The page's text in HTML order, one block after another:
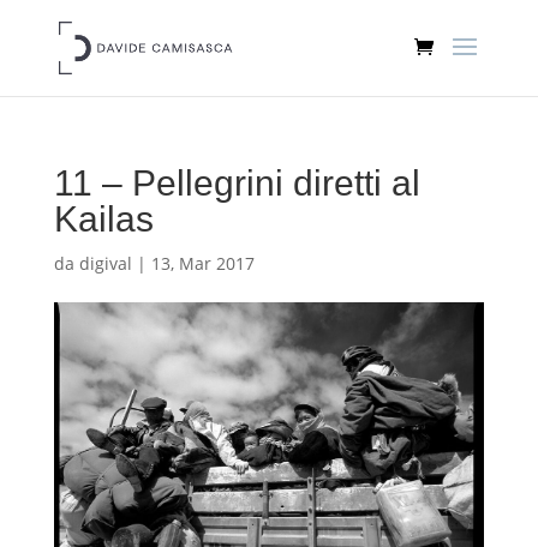
11 – Pellegrini diretti al
Kailas
da digival | 13, Mar 2017